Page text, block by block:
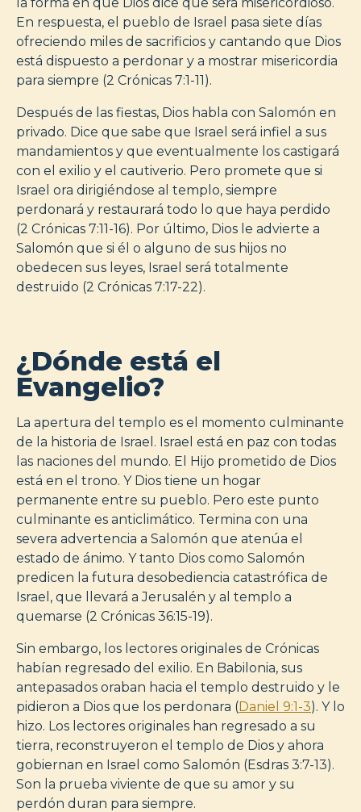
En respuesta, el pueblo de Israel pasa siete días
ofreciendo miles de sacrificios y cantando que Dios
está dispuesto a perdonar y a mostrar misericordia
para siempre (2 Crónicas 7:1-11).
Después de las fiestas, Dios habla con Salomón en
privado. Dice que sabe que Israel será infiel a sus
mandamientos y que eventualmente los castigará
con el exilio y el cautiverio. Pero promete que si
Israel ora dirigiéndose al templo, siempre
perdonará y restaurará todo lo que haya perdido
(2 Crónicas 7:11-16). Por último, Dios le advierte a
Salomón que si él o alguno de sus hijos no
obedecen sus leyes, Israel será totalmente
destruido (2 Crónicas 7:17-22).
¿Dónde está el
Evangelio?
La apertura del templo es el momento culminante
de la historia de Israel. Israel está en paz con todas
las naciones del mundo. El Hijo prometido de Dios
está en el trono. Y Dios tiene un hogar
permanente entre su pueblo. Pero este punto
culminante es anticlimático. Termina con una
severa advertencia a Salomón que atenúa el
estado de ánimo. Y tanto Dios como Salomón
predicen la futura desobediencia catastrófica de
Israel, que llevará a Jerusalén y al templo a
quemarse (2 Crónicas 36:15-19).
Sin embargo, los lectores originales de Crónicas
habían regresado del exilio. En Babilonia, sus
antepasados oraban hacia el templo destruido y le
pidieron a Dios que los perdonara (Daniel 9:1-3). Y lo
hizo. Los lectores originales han regresado a su
tierra, reconstruyeron el templo de Dios y ahora
gobiernan en Israel como Salomón (Esdras 3:7-13).
Son la prueba viviente de que su amor y su
perdón duran para siempre.